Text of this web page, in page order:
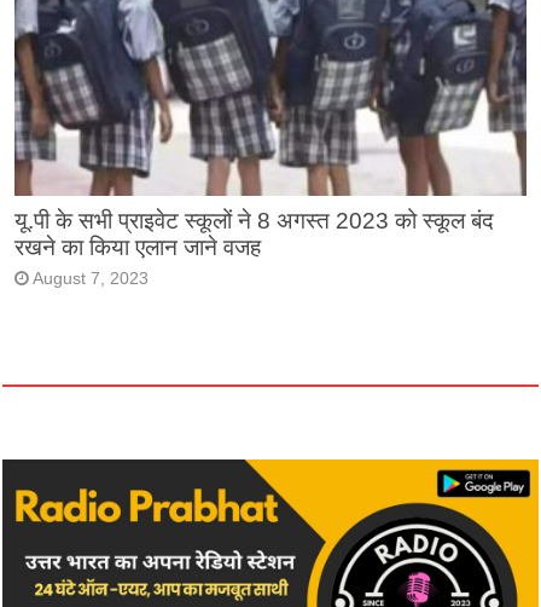
यू.पी के सभी प्राइवेट स्कूलों ने 8 अगस्त 2023 को स्कूल बंद
रखने का किया एलान जाने वजह
August 7, 2023